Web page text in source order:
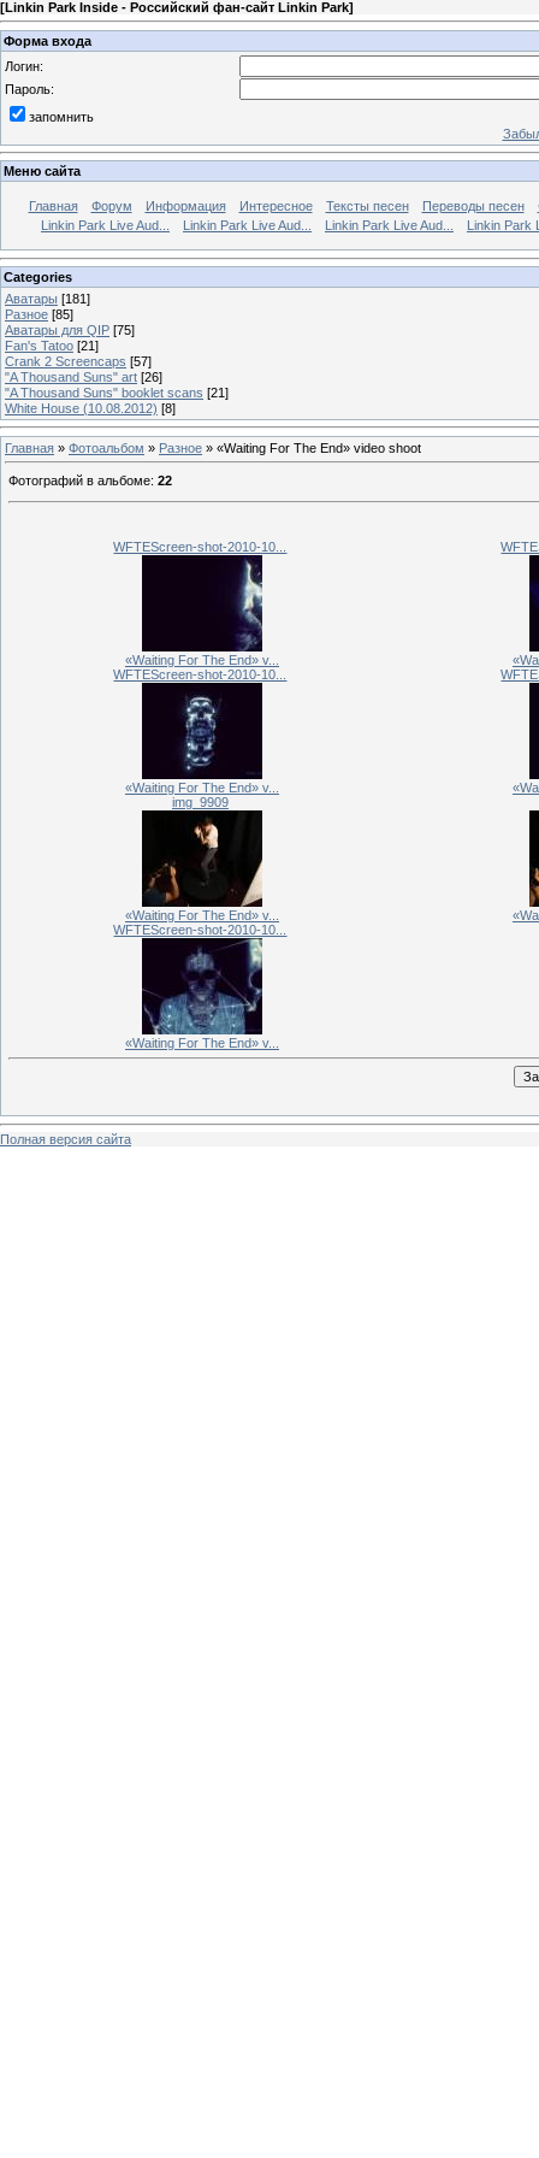
[Linkin Park Inside - Российский фан-сайт Linkin Park]
Форма входа
Логин:
Пароль:
запомнить
Меню сайта
Главная Форум Информация Интересное Тексты песен Переводы песен
Linkin Park Live Aud...
Linkin Park Live Aud... Linkin Park Live Aud... Linkin Park
Categories
Аватары [181]
Разное [85]
Аватары для QIP [75]
Fan's Tatoo [21]
Crank 2 Screencaps [57]
"A Thousand Suns" art [26]
"A Thousand Suns" booklet scans [21]
White House (10.08.2012) [8]
Главная » Фотоальбом » Разное » «Waiting For The End» video shoot
Фотографий в альбоме: 22
WFTEScreen-shot-2010-10...
«Waiting For The End» v...
WFTEScreen-shot-2010-10...
«Waiting For The End» v...
img_9909
«Waiting For The End» v...
WFTEScreen-shot-2010-10...
«Waiting For The End» v...
Полная версия сайта